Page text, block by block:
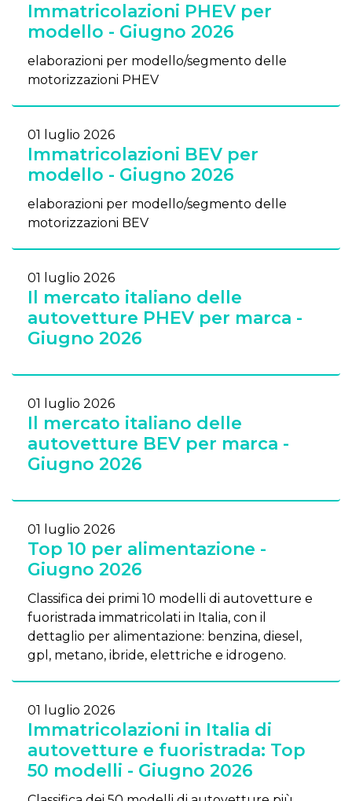
Immatricolazioni PHEV per
modello - Giugno 2026
elaborazioni per modello/segmento delle
motorizzazioni PHEV
01 luglio 2026
Immatricolazioni BEV per
modello - Giugno 2026
elaborazioni per modello/segmento delle
motorizzazioni BEV
01 luglio 2026
Il mercato italiano delle
autovetture PHEV per marca -
Giugno 2026
01 luglio 2026
Il mercato italiano delle
autovetture BEV per marca -
Giugno 2026
01 luglio 2026
Top 10 per alimentazione -
Giugno 2026
Classifica dei primi 10 modelli di autovetture e
fuoristrada immatricolati in Italia, con il
dettaglio per alimentazione: benzina, diesel,
gpl, metano, ibride, elettriche e idrogeno.
01 luglio 2026
Immatricolazioni in Italia di
autovetture e fuoristrada: Top
50 modelli - Giugno 2026